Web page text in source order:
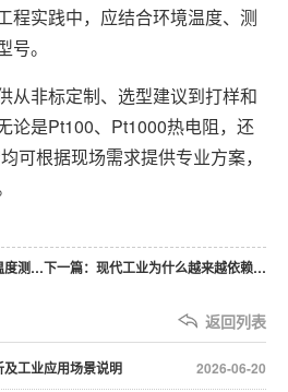
程实践中，应结合环境温度、测
。
从非标定制、选型建议到打样和
论是Pt100、Pt1000热电阻，还
可根据现场需求提供专业方案，
上一篇：温度传感器如何实现温度测量？ 下一篇：现代工业为什么越来越依赖温度传感器
返回列表
2026-06-20
工业应用场景说明